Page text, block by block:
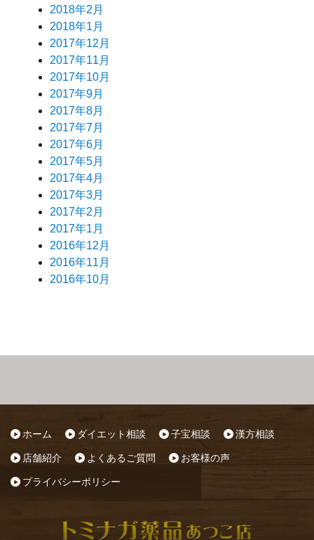
2018年2月
2018年1月
2017年12月
2017年11月
2017年10月
2017年9月
2017年8月
2017年7月
2017年6月
2017年5月
2017年4月
2017年3月
2017年2月
2017年1月
2016年12月
2016年11月
2016年10月
ホーム ダイエット相談 子宝相談 漢方相談
店舗紹介 よくあるご質問 お客様の声
プライバシーポリシー